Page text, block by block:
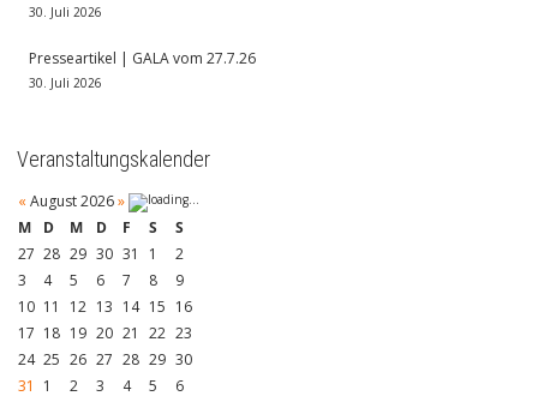
30. Juli 2026
Presseartikel | GALA vom 27.7.26
30. Juli 2026
Veranstaltungskalender
« August 2026»
M
D M D F S
S
27 28 29 30 31 1
2
3
4 5 6 7 8
9
10 11 12 13 14 15 16
17 18 19 20 21 22 23
24 25 26 27 28 29 30
31
1 2 3 4 5 6